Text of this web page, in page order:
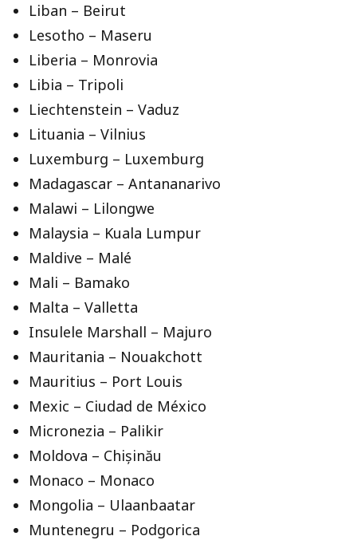
Liban – Beirut
Lesotho – Maseru
Liberia – Monrovia
Libia – Tripoli
Liechtenstein – Vaduz
Lituania – Vilnius
Luxemburg – Luxemburg
Madagascar – Antananarivo
Malawi – Lilongwe
Malaysia – Kuala Lumpur
Maldive – Malé
Mali – Bamako
Malta – Valletta
Insulele Marshall – Majuro
Mauritania – Nouakchott
Mauritius – Port Louis
Mexic – Ciudad de México
Micronezia – Palikir
Moldova – Chișinău
Monaco – Monaco
Mongolia – Ulaanbaatar
Muntenegru – Podgorica